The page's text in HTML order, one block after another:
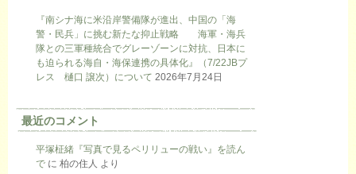
『南シナ海に米沿岸警備隊が進出、中国の「海
警・民兵」に挑む新たな抑止戦略 海軍・海兵
隊との三軍種統合でグレーゾーンに対抗、日本に
も迫られる海自・海保連携の具体化』（7/22JBプ
レス 樋口 譲次）について 2026年7月24日
最近のコメント
平塚柾緒『写真で見るペリリューの戦い』を読ん
で に 柏の住人 より